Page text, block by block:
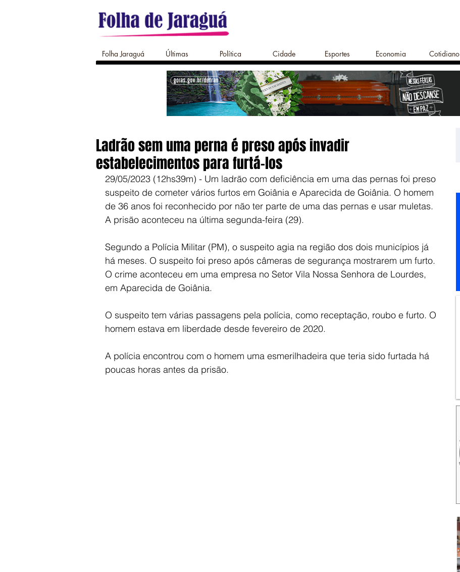
Folha Jaraguá Últimas Política Cidade Esportes Economia Cotidiano
Ladrão sem uma perna é preso após invadir
estabelecimentos para furtá-los
29/05/2023 (12hs39m) - Um ladrão com deficiência em uma das pernas foi preso
suspeito de cometer vários furtos em Goiânia e Aparecida de Goiânia. O homem
de 36 anos foi reconhecido por não ter parte de uma das pernas e usar muletas.
A prisão aconteceu na última segunda-feira (29).
Segundo a Polícia Militar (PM), o suspeito agia na região dos dois municípios já
há meses. O suspeito foi preso após câmeras de segurança mostrarem um furto.
O crime aconteceu em uma empresa no Setor Vila Nossa Senhora de Lourdes,
em Aparecida de Goiânia.
O suspeito tem várias passagens pela polícia, como receptação, roubo e furto. O
homem estava em liberdade desde fevereiro de 2020.
A polícia encontrou com o homem uma esmerilhadeira que teria sido furtada há
poucas horas antes da prisão.